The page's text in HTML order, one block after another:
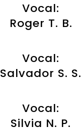
Vocal:
Roger T. B.
Vocal:
Salvador S. S.
Vocal:
Silvia N. P.